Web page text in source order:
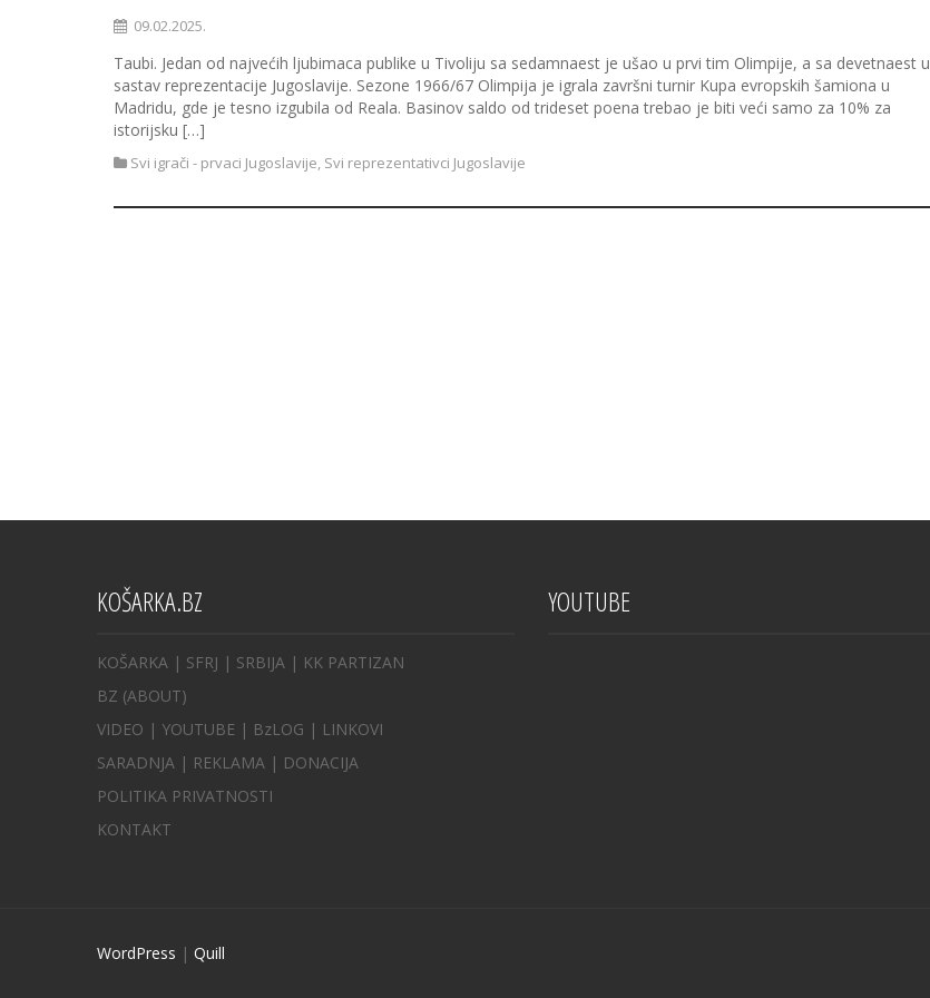
09.02.2025.
Taubi. Jedan od najvećih ljubimaca publike u Tivoliju sa sedamnaest je ušao u prvi tim Olimpije, a sa devetnaest u
sastav reprezentacije Jugoslavije. Sezone 1966/67 Olimpija je igrala završni turnir Kupa evropskih šamiona u
Madridu, gde je tesno izgubila od Reala. Basinov saldo od trideset poena trebao je biti veći samo za 10% za
istorijsku […]
Svi igrači - prvaci Jugoslavije, Svi reprezentativci Jugoslavije
KOŠARKA.BZ
KOŠARKA | SFRJ | SRBIJA | KK PARTIZAN
BZ (ABOUT)
VIDEO | YOUTUBE | BzLOG | LINKOVI
SARADNJA | REKLAMA | DONACIJA
POLITIKA PRIVATNOSTI
KONTAKT
YOUTUBE
WordPress | Quill